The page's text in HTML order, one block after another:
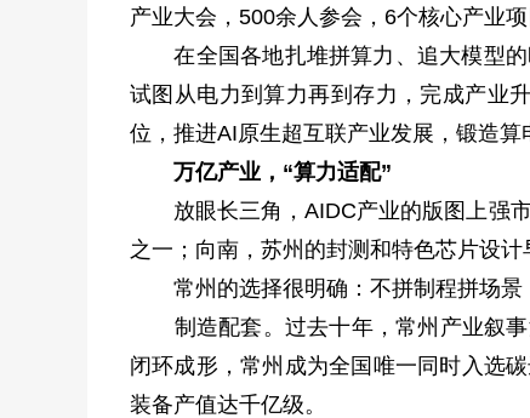
产业大会，500余人参会，6个核心产业项
在全国各地扎堆拼算力、追大模型的
试图从电力到算力再到存力，完成产业
位，推进AI原生超互联产业发展，锻造算
万亿产业，“算力适配”
放眼长三角，AIDC产业的版图上强市
之一；向南，苏州的封测和特色芯片设计
常州的选择很明确：不拼制程拼场景
制造配套。过去十年，常州产业叙事
闭环成形，常州成为全国唯一同时入选
装备产值达千亿级。